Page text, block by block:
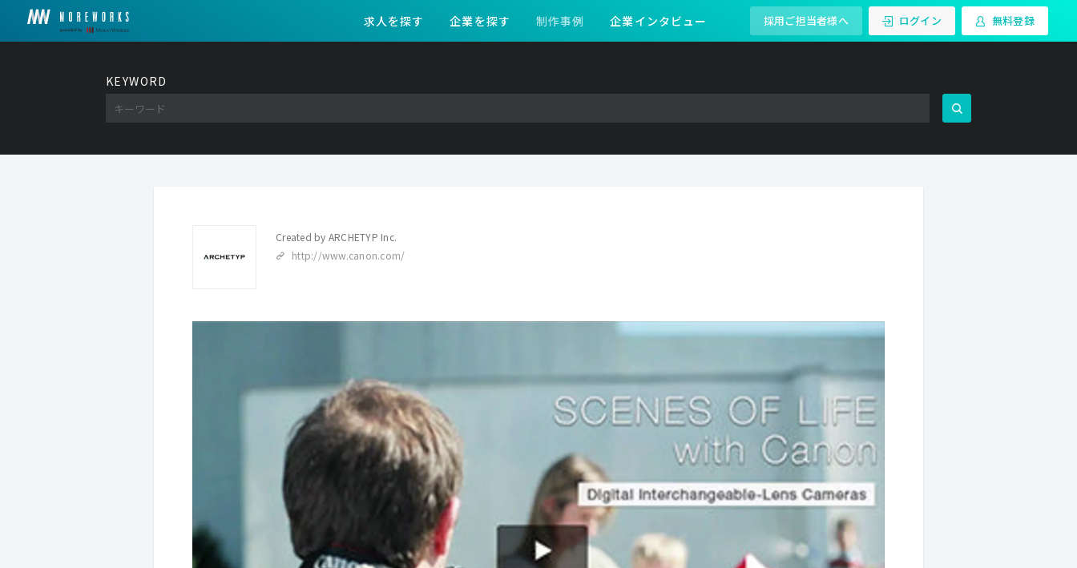
求人を探す 企業を探す 制作事例 企業インタビュー 採用ご担当者様へ ログイン 無料登録
KEYWORD
Created by ARCHETYP Inc.
http://www.canon.com/